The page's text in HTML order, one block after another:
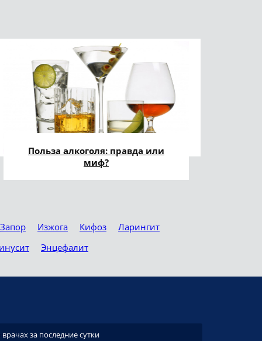
Польза алкоголя: правда или
миф?
Запор Изжога Кифоз
Ларингит
Энцефалит
за последние сутки